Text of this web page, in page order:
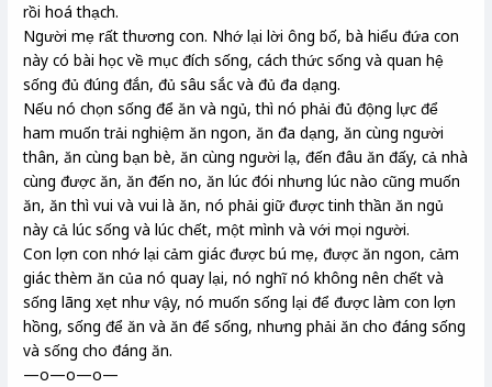
rồi hoá thạch.
Người mẹ rất thương con. Nhớ lại lời ông bố, bà hiểu đứa con
này có bài học về mục đích sống, cách thức sống và quan hệ
sống đủ đúng đắn, đủ sâu sắc và đủ đa dạng.
Nếu nó chọn sống để ăn và ngủ, thì nó phải đủ động lực để
ham muốn trải nghiệm ăn ngon, ăn đa dạng, ăn cùng người
thân, ăn cùng bạn bè, ăn cùng người lạ, đến đâu ăn đấy, cả nhà
cùng được ăn, ăn đến no, ăn lúc đói nhưng lúc nào cũng muốn
ăn, ăn thì vui và vui là ăn, nó phải giữ được tinh thần ăn ngủ
này cả lúc sống và lúc chết, một mình và với mọi người.
Con lợn con nhớ lại cảm giác được bú mẹ, được ăn ngon, cảm
giác thèm ăn của nó quay lại, nó nghĩ nó không nên chết và
sống lãng xẹt như vậy, nó muốn sống lại để được làm con lợn
hồng, sống để ăn và ăn để sống, nhưng phải ăn cho đáng sống
và sống cho đáng ăn.
—o—o—o—